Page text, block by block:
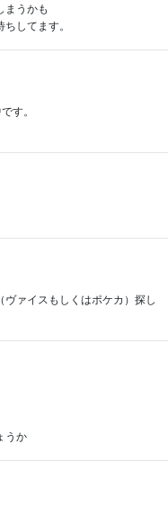
まうかも
してます。
す。
ァイスもしくはポケカ）探し
うか